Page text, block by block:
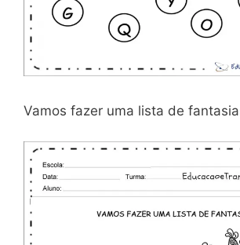
Vamos fazer uma lista de